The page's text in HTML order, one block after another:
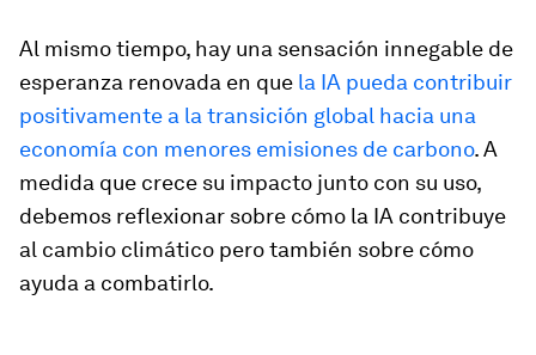
Al mismo tiempo, hay una sensación innegable de
esperanza renovada en que la IA pueda contribuir
positivamente a la transición global hacia una
economía con menores emisiones de carbono. A
medida que crece su impacto junto con su uso,
debemos reflexionar sobre cómo la IA contribuye
al cambio climático pero también sobre cómo
ayuda a combatirlo.